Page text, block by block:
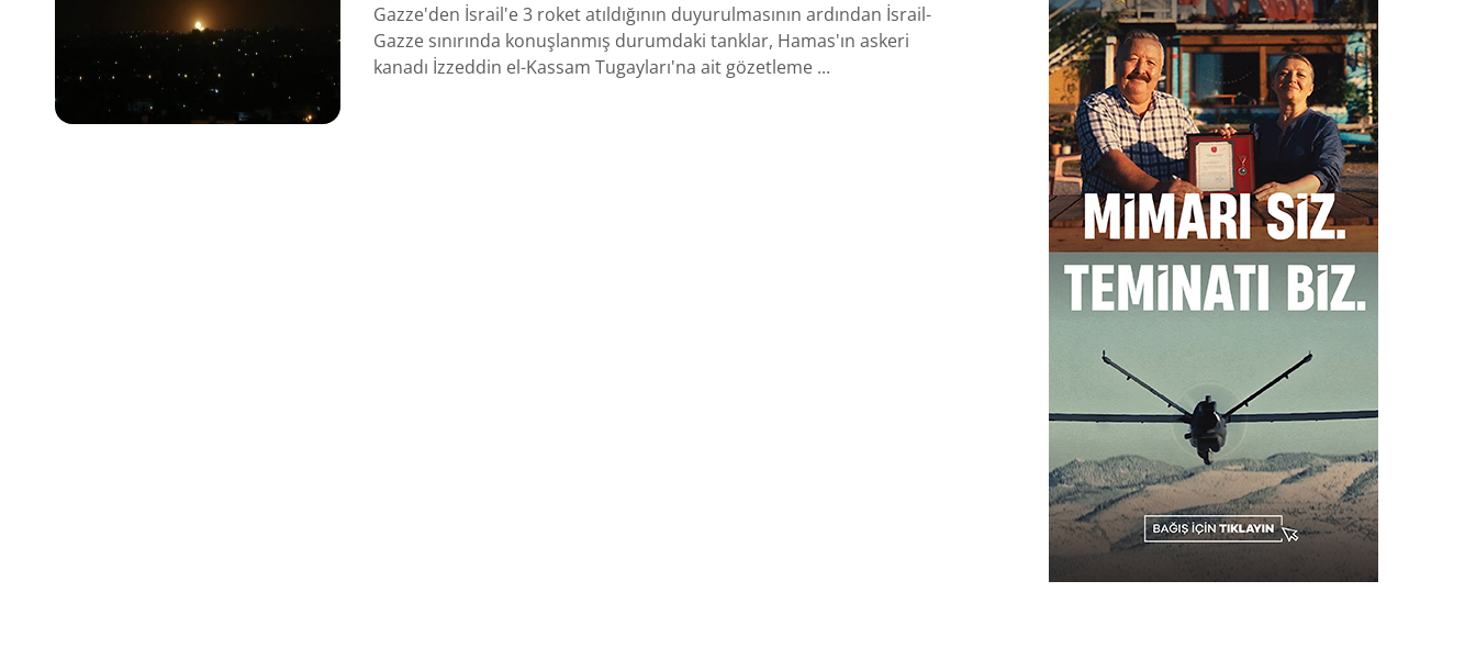
Gazze'den İsrail'e 3 roket atıldığının duyurulmasının ardından İsrail-
Gazze sınırında konuşlanmış durumdaki tanklar, Hamas'ın askeri
kanadı İzzeddin el-Kassam Tugayları'na ait gözetleme ...